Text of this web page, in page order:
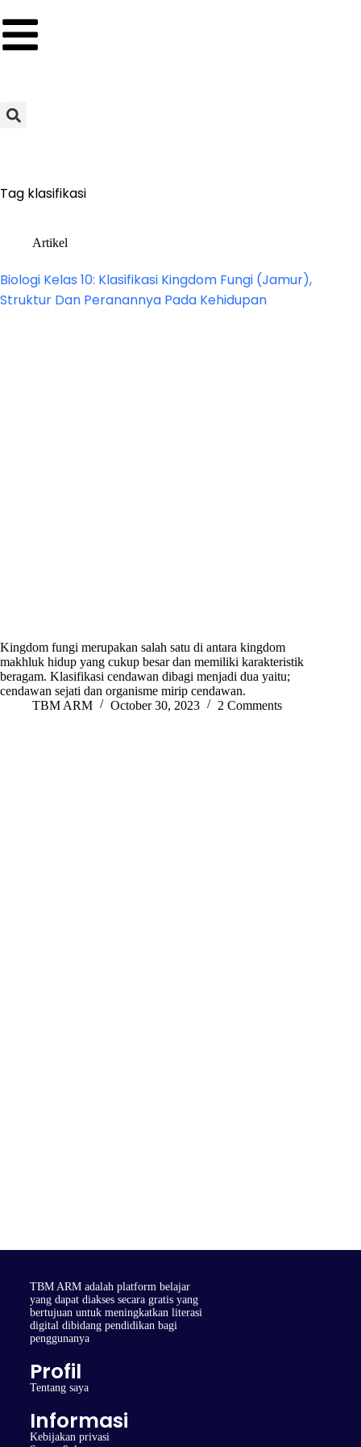
Tag klasifikasi
Artikel
Biologi Kelas 10: Klasifikasi Kingdom Fungi (Jamur),
Struktur Dan Peranannya Pada Kehidupan
Kingdom fungi merupakan salah satu di antara kingdom
makhluk hidup yang cukup besar dan memiliki karakteristik
beragam. Klasifikasi cendawan dibagi menjadi dua yaitu;
cendawan sejati dan organisme mirip cendawan.
TBM ARM
October 30, 2023 2 Comments
TBM ARM adalah platform belajar
yang dapat diakses secara gratis yang
bertujuan untuk meningkatkan literasi
digital dibidang pendidikan bagi
penggunanya
Profil
Tentang saya
Informasi
Kebijakan privasi